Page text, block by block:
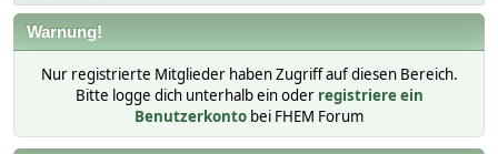
Warnung!
Nur registrierte Mitglieder haben Zugriff auf diesen Bereich.
Bitte logge dich unterhalb ein oder registriere ein
Benutzerkonto bei FHEM Forum